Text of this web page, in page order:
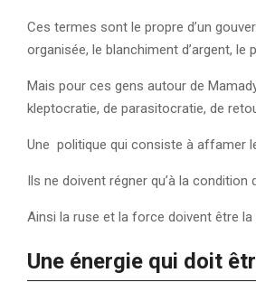
Ces termes sont le propre d’un
organisée, le blanchiment d’argent, le
Mais pour ces gens autour de
kleptocratie, de parasitocratie, de
Une politique qui consiste à affamer
Ils ne doivent régner qu’à la condition
Ainsi la ruse et la force doivent être
Une énergie qui doit